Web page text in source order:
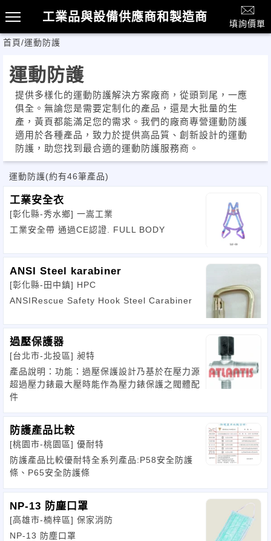
工業品與設備供應商和製造商
填詢價單
首頁/運動防護
運動防護
提供多樣化的運動防護解決方案廠商，從頭到尾，一應
俱全。無論您是需要定制化的產品，還是大批量的生
產，黃頁都能滿足您的需求。我們的廠商專營運動防護
適用於各種產品，致力於提供高品質、創新設計的運動
防護，助您找到最合適的運動防護服務商。
運動防護(約有46筆產品)
工業安全衣
[彰化縣-秀水鄉] 一嵩工業
工業安全帶 通過CE認證. FULL BODY
ANSI Steel karabiner
[彰化縣-田中鎮] HPC
ANSIRescue Safety Hook Steel Carabiner
過壓保護器
[台北市-北投區] 昶特
產品說明：功能：過壓保護設計乃基於在壓力源
超過壓力錶最大壓時能作為壓力錶保護之閥體配
件
防護產品比較
[桃園市-桃園區] 優耐特
防護產品比較優耐特全系列產品:P58安全防護
條、P65安全防護條
NP-13 防塵口罩
[高雄市-楠梓區] 保家消防
NP-13 防塵口罩